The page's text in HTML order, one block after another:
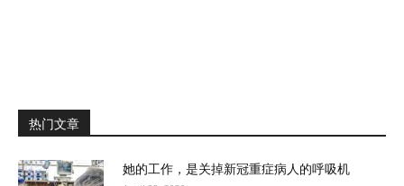
热门文章
她的工作，是关掉新冠重症病人的呼吸机